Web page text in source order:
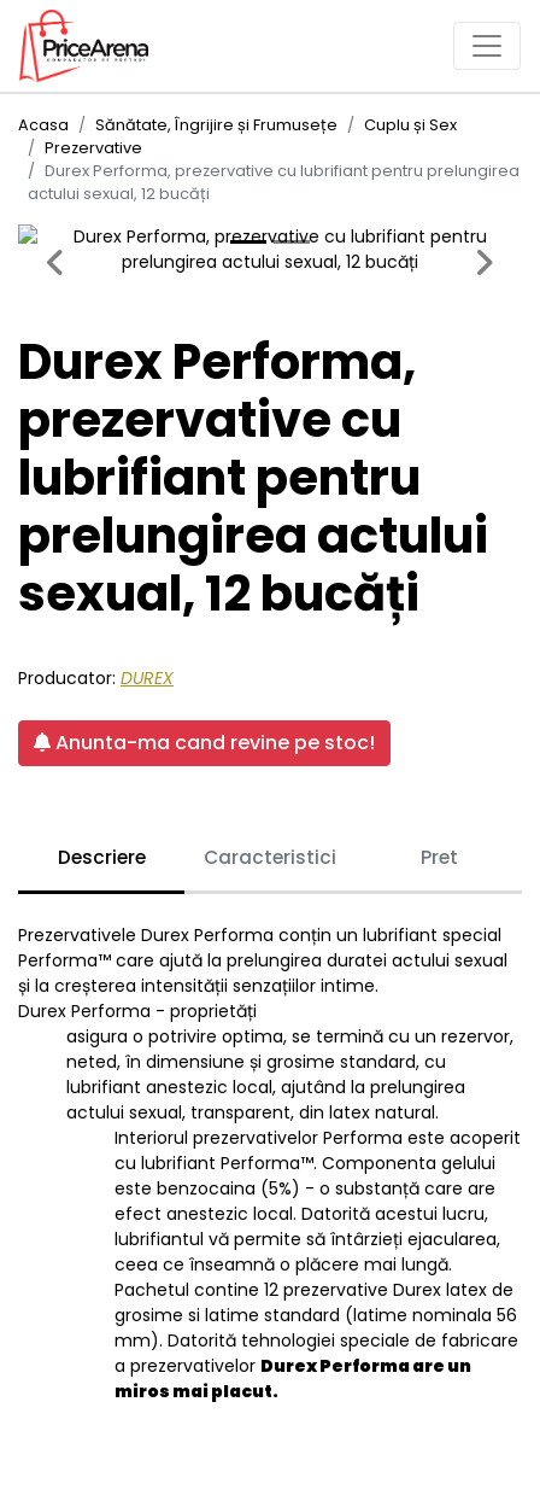
Acasa Sănătate, Îngrijire și Frumusețe
Cuplu și Sex
Prezervative
Durex Performa, prezervative cu lubrifiant pentru prelungirea
actului sexual, 12 bucăți
Previous Next
Durex Performa,
prezervative cu
lubrifiant pentru
prelungirea actului
sexual, 12 bucăți
Producator: DUREX
Anunta-ma cand revine pe stoc!
Descriere Caracteristici Pret
Prezervativele Durex Performa conțin un lubrifiant special
Performa™ care ajută la prelungirea duratei actului sexual
și la creșterea intensității senzațiilor intime.
Durex Performa - proprietăți
asigura o potrivire optima, se termină cu un rezervor,
neted, în dimensiune și grosime standard, cu
lubrifiant anestezic local, ajutând la prelungirea
actului sexual, transparent, din latex natural.
Interiorul prezervativelor Performa este acoperit
cu lubrifiant Performa™. Componenta gelului
este benzocaina (5%) - o substanță care are
efect anestezic local. Datorită acestui lucru,
lubrifiantul vă permite să întârzieți ejacularea,
ceea ce înseamnă o plăcere mai lungă.
Pachetul contine 12 prezervative Durex latex de
grosime si latime standard (latime nominala 56
mm). Datorită tehnologiei speciale de fabricare
a prezervativelor Durex Performaare un
miros mai placut.